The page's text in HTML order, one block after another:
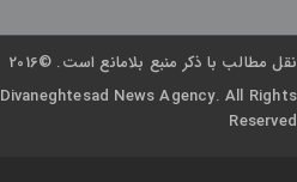
نقل مطالب با ذکر منبع بلامانع است. ©2016
Divaneghtesad News Agency. All Rights
Reserved